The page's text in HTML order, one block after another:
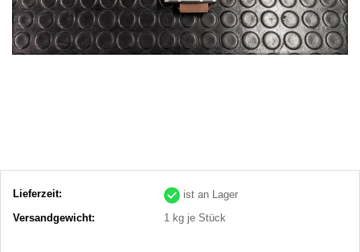
Lieferzeit:
ist an Lager
Versandgewicht:
1 kg je Stück